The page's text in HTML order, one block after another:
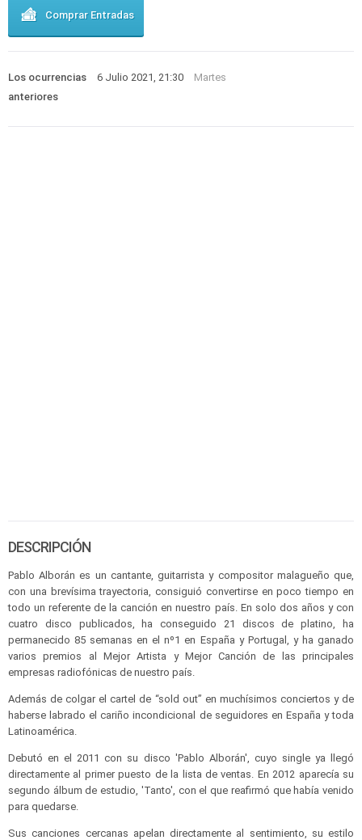
Comprar Entradas
Los ocurrencias
anteriores
6 Julio 2021, 21:30 Martes
DESCRIPCIÓN
Pablo Alborán es un cantante, guitarrista y compositor malagueño que,
con una brevísima trayectoria, consiguió convertirse en poco tiempo en
todo un referente de la canción en nuestro país. En solo dos años y con
cuatro disco publicados, ha conseguido 21 discos de platino, ha
permanecido 85 semanas en el nº1 en España y Portugal, y ha ganado
varios premios al Mejor Artista y Mejor Canción de las principales
empresas radiofónicas de nuestro país.
Además de colgar el cartel de “sold out” en muchísimos conciertos y de
haberse labrado el cariño incondicional de seguidores en España y toda
Latinoamérica.
Debutó en el 2011 con su disco 'Pablo Alborán', cuyo single ya llegó
directamente al primer puesto de la lista de ventas. En 2012 aparecía su
segundo álbum de estudio, 'Tanto', con el que reafirmó que había venido
para quedarse.
Sus canciones cercanas apelan directamente al sentimiento, su estilo